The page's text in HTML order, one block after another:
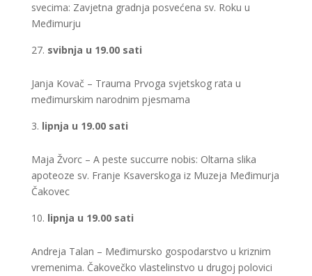
svecima: Zavjetna gradnja posvećena sv. Roku u
Međimurju
svibnja u 19.00 sati
Janja Kovač – Trauma Prvoga svjetskog rata u
međimurskim narodnim pjesmama
lipnja u 19.00 sati
Maja Žvorc – A peste succurre nobis: Oltarna slika
apoteoze sv. Franje Ksaverskoga iz Muzeja Međimurja
Čakovec
lipnja u 19.00 sati
Andreja Talan – Međimursko gospodarstvo u kriznim
vremenima. Čakovečko vlastelinstvo u drugoj polovici